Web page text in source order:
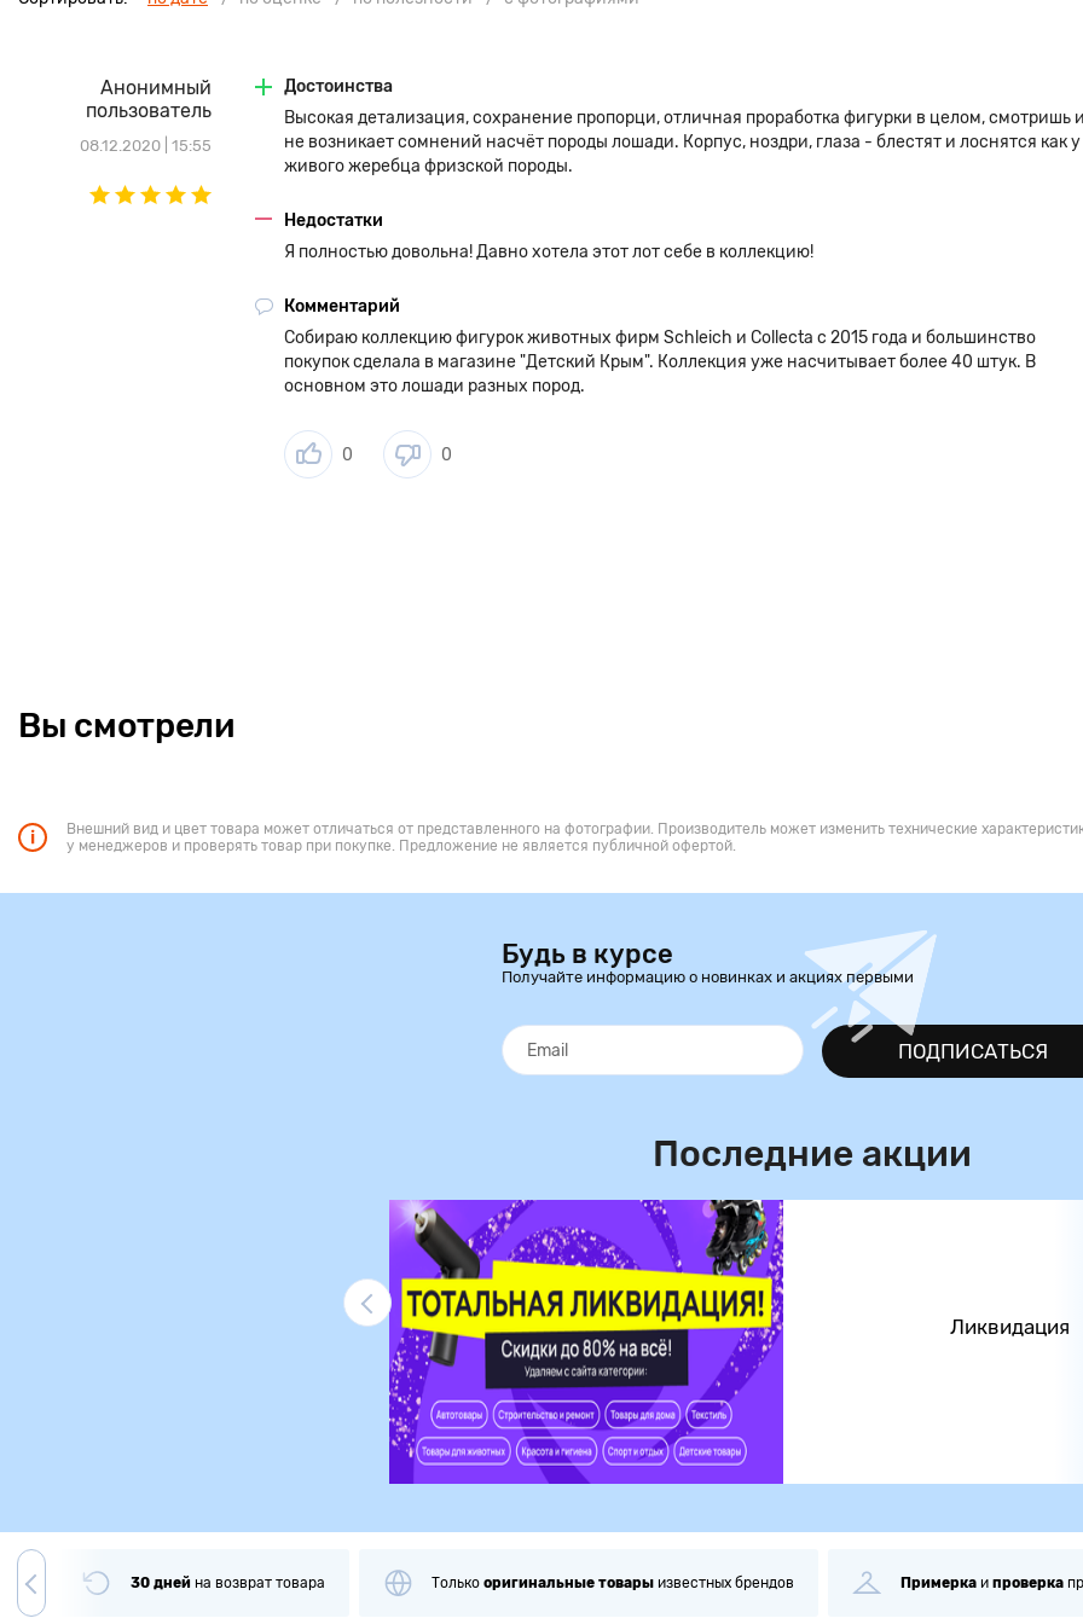
Анонимный
пользователь
08.12.2020 | 15:55
Достоинства
Высокая детализация, сохранение пропорци, отличная проработка фигурки в целом, смотришь и
не возникает сомнений насчёт породы лошади. Корпус, ноздри, глаза - блестят и лоснятся как у
живого жеребца фризской породы.
Недостатки
Я полностью довольна! Давно хотела этот лот себе в коллекцию!
Комментарий
Собираю коллекцию фигурок животных фирм Schleich и Collecta с 2015 года и большинство
покупок сделала в магазине "Детский Крым". Коллекция уже насчитывает более 40 штук. В
основном это лошади разных пород.
0 0
Вы смотрели
Внешний вид и цвет товара может отличаться от представленного на фотографии. Производитель может изменить технические
у менеджеров и проверять товар при покупке. Предложение не является публичной офертой.
Будь в курсе
Получайте информацию о новинках и акциях первыми
ПОДПИСАТЬСЯ
Последние акции
Ликвидация
30 дней на возврат товара Только оригинальные товары известных брендов Примерка и проверка